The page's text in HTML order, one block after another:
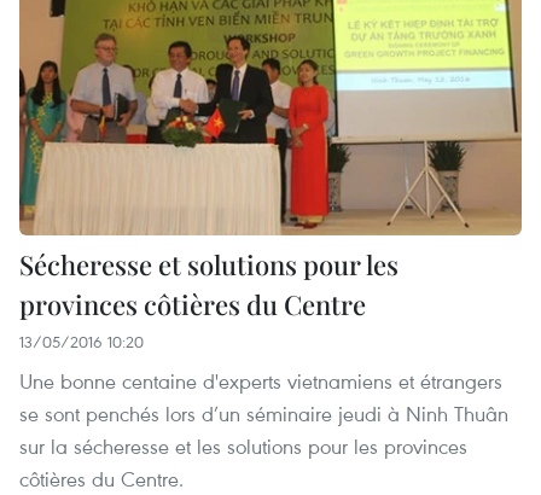
Sécheresse et solutions pour les
provinces côtières du Centre
13/05/2016 10:20
Une bonne centaine d'experts vietnamiens et étrangers
se sont penchés lors d’un séminaire jeudi à Ninh Thuân
sur la sécheresse et les solutions pour les provinces
côtières du Centre.